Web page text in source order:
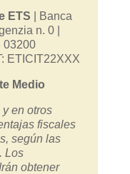
ETS
| Banca
n. 0 |
03200
ETICIT22XXX
Medio
en otros
fiscales
según las
Los
obtener